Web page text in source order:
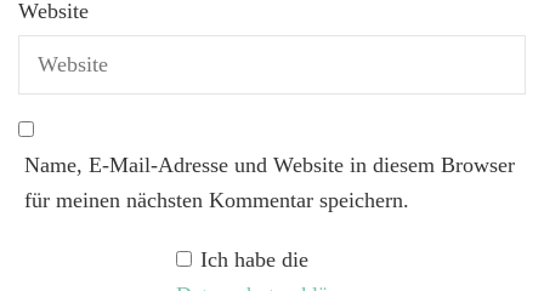
Website
Name, E-Mail-Adresse und Website in diesem Browser
für meinen nächsten Kommentar speichern.
Ich habe die